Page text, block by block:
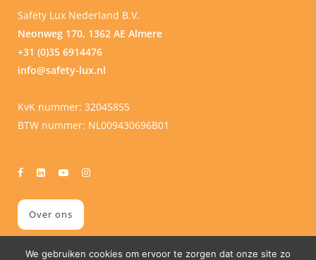
Safety Lux Nederland B.V.
Neonweg 170, 1362 AE Almere
+31 (0)35 6914476
info@safety-lux.nl
KvK nummer: 32045855
BTW nummer: NL009430696B01
Over ons
We gebruiken cookies om ervoor te zorgen dat onze site zo